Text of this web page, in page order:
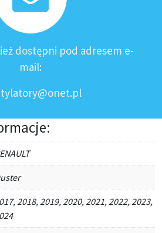
dostępni pod adresem e-
mail:
2018, 2019, 2020, 2021, 2022, 2023,